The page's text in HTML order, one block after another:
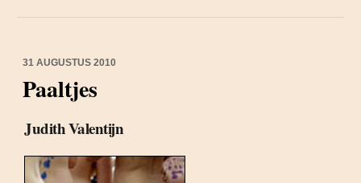
31 AUGUSTUS 2010
Paaltjes
Judith Valentijn